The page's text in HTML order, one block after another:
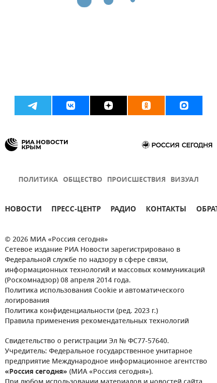
ПОЛИТИКА ОБЩЕСТВО ПРОИСШЕСТВИЯ ВИЗУАЛ
НОВОСТИ ПРЕСС-ЦЕНТР РАДИО КОНТАКТЫ
© 2026 МИА «Россия сегодня»
Сетевое издание РИА Новости зарегистрировано в
Федеральной службе по надзору в сфере связи,
информационных технологий и массовых коммуникаций
(Роскомнадзор) 08 апреля 2014 года.
Политика использования Cookie и автоматического
логирования
Политика конфиденциальности (ред. 2023 г.)
Правила применения рекомендательных технологий
Свидетельство о регистрации Эл № ФС77-57640.
Учредитель: Федеральное государственное унитарное
предприятие Международное информационное агентство
«Россия сегодня» (МИА «Россия сегодня»).